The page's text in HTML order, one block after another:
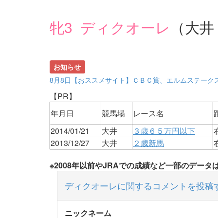
牝3 ディクオーレ （大
お知らせ
8月8日【おススメサイト】ＣＢＣ賞、エルムステー
【PR】
年月日
競馬場 レース名
2014/01/21
大井 ３歳６５万円以下
2013/12/27
大井 ２歳新馬
※2008年以前やJRAでの成績など一部のデータ
ディクオーレに関するコメントを投稿
ニックネーム